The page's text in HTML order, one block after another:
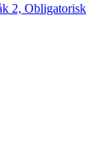
2, Obligatorisk